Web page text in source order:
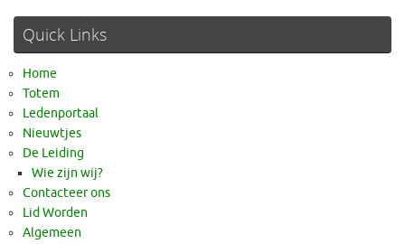
Quick Links
Home
Totem
Ledenportaal
Nieuwtjes
De Leiding
Wie zijn wij?
Contacteer ons
Lid Worden
Algemeen